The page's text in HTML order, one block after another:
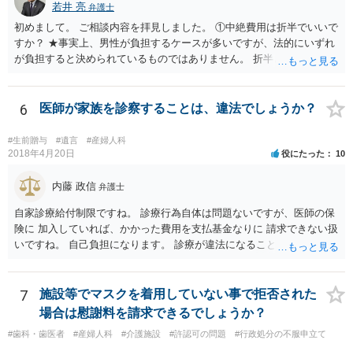
若井 亮 弁護士
初めまして。 ご相談内容を拝見しました。 ①中絶費用は折半でいいで
すか？ ★事実上、男性が負担するケースが多いですが、法的にいずれ
が負担すると決められているものではありません。 折半という考え方
否するそぶりもなかったので合意の上となるのか？ ★性行為について
の合意があることは特に問題にならないでしょう ③DNA鑑定をして事
実確認までしたほうがよいのか ★本当に妊娠をしており、こちらの子
であると主張するのであれば、DNA鑑定をするのも一つの選択肢にな
るかと思います ④慰謝料請求されるのか ★慰謝料請求の根拠はないで
け入れていると言えます。 当方行為が不法行為などに該当することは
ないかと思います。 相手方が揺さぶりをかけてくるようでしたら、代
理人を立てて、事実確認のほか対応の全てを任せてしまうというやり
方もあります。 妊娠をしたという話をベースにしたトラブルも多くあ
るところなので、もし相手方が脅し含みで請求をしてくるようであれ
6 医師が家族を診察することは、違法でしょうか？
#生前贈与 #遺言 #産婦人科
2018年4月20日 役にたった 10
内藤 政信 弁護士
自家診療給付制限ですね。 診療行為自体は問題ないですが、医師の保
険に 加入していれば、かかった費用を支払基金なりに 請求できない扱
いですね。 自己負担になります。 診療が違法になることはないです
7
施設等でマスクを着用していない事で拒否された
場合は慰謝料を請求できるでしょうか？
#歯科・歯医者 #産婦人科 #介護施設 #許認可の問題
#行政処分の不服申立て